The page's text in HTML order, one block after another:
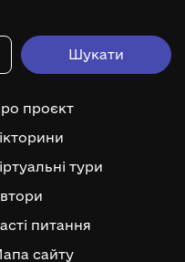
проєкт
тури
питання
сайту